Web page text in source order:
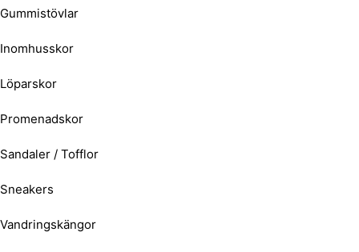
Gummistövlar
Inomhusskor
Löparskor
Promenadskor
Sandaler / Tofflor
Sneakers
Vandringskängor